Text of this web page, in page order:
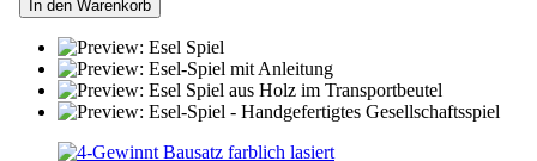
In den Warenkorb